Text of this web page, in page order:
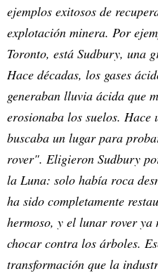
ejemplos exitosos de
explotación minera. Por
Toronto, está Sudbury, una
Hace décadas, los gases
generaban lluvia ácida que
erosionaba los suelos. Hace
buscaba un lugar para
rover". Eligieron Sudbury
la Luna: solo había roca
ha sido completamente
hermoso, y el lunar rover
chocar contra los árboles.
transformación que la